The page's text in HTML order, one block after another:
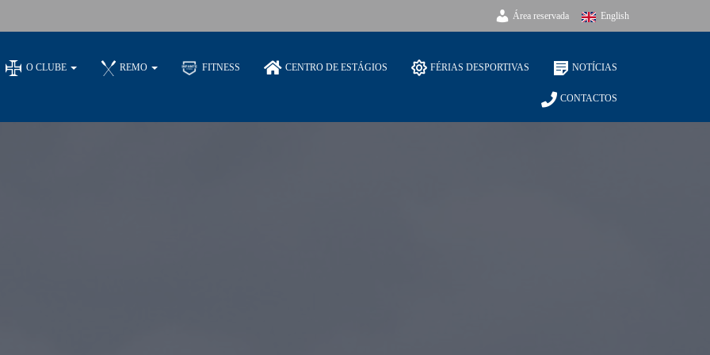
Área reservada English
O CLUBE REMO FITNESS CENTRO DE ESTÁGIOS FÉRIAS DESPORTIVAS NOTÍCIAS
CONTACTOS